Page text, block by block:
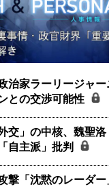
治家ラーリージャー
との交渉可能性
交」の中核、魏聖洛
自主派」批判
撃「沈黙のレーダー